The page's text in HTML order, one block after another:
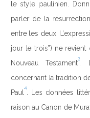
le style paulinien.
parler de la
entre les deux.
jour le trois”) ne revient
Nouveau Testament
3
.
concernant la tradition
Paul
4
. Les données
raison au Canon de